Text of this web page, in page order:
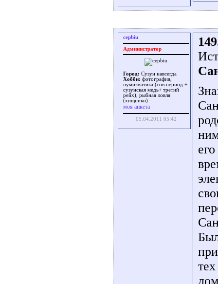
cepbiu
Администратор
Город: Сузун навсегда
Хобби: фотография,
нумизматика (сов.период +
сузунская медь+ третий
рейх), рыбная ловля
(хищники)
моя анкета
05.04.2011 05:42